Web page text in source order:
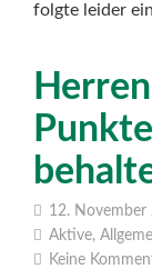
folgte leider
12. November
Aktive,
Keine